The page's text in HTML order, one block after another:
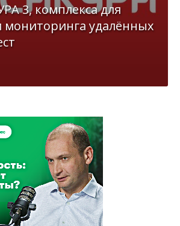
3, комплекса для
мониторинга удалённых